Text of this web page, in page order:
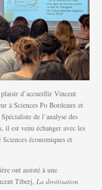
d’accueillir Vincent
à Sciences Po Bordeaux et
de l’analyse des
il est venu échanger avec les
économiques et
ont assisté à une
Tiberj, La droitisation